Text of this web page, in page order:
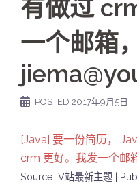
有做过
一个邮箱，
POSTED 2017年9月5日
[Java] 要一份简历，
crm 更好。我发一个邮
Source: V站最新主题